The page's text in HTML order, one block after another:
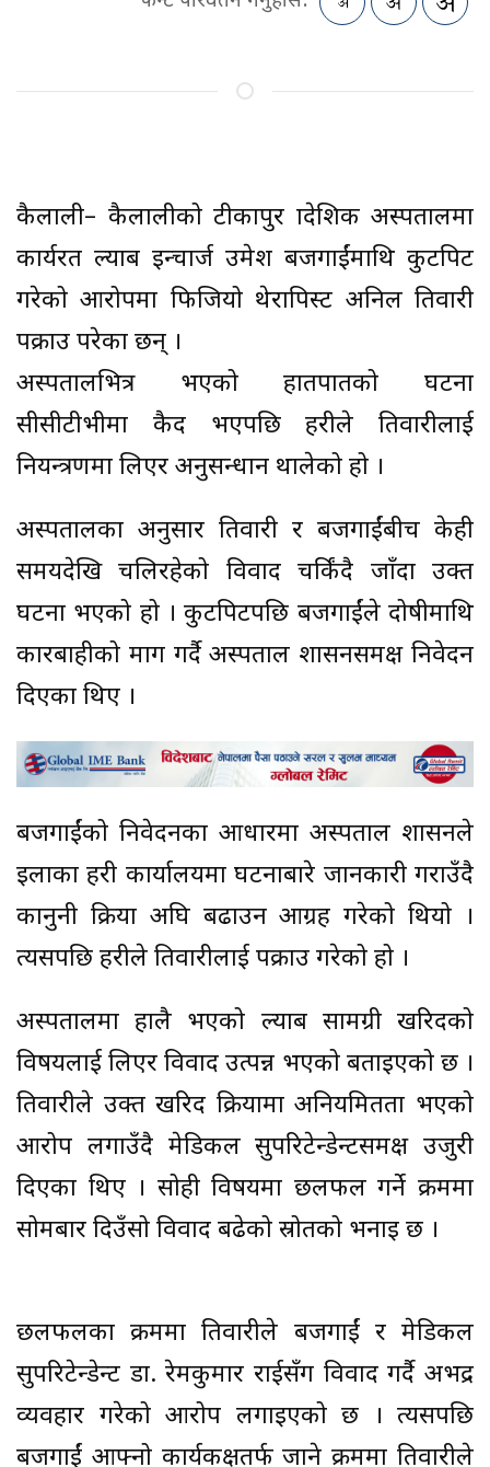
कैलाली– कैलालीको टीकापुर प्रादेशिक अस्पतालमा
कार्यरत ल्याब इन्चार्ज उमेश बजगाईंमाथि कुटपिट
गरेको आरोपमा फिजियो थेरापिस्ट अनिल तिवारी
पक्राउ परेका छन् ।
अस्पतालभित्र भएको हातपातको घटना
सीसीटीभीमा कैद भएपछि प्रहरीले तिवारीलाई
नियन्त्रणमा लिएर अनुसन्धान थालेको हो ।
अस्पतालका अनुसार तिवारी र बजगाईंबीच केही
समयदेखि चलिरहेको विवाद चर्किंदै जाँदा उक्त
घटना भएको हो । कुटपिटपछि बजगाईंले दोषीमाथि
कारबाहीको माग गर्दै अस्पताल प्रशासनसमक्ष निवेदन
दिएका थिए ।
बजगाईंको निवेदनका आधारमा अस्पताल प्रशासनले
इलाका प्रहरी कार्यालयमा घटनाबारे जानकारी गराउँदै
कानुनी प्रक्रिया अघि बढाउन आग्रह गरेको थियो ।
त्यसपछि प्रहरीले तिवारीलाई पक्राउ गरेको हो ।
अस्पतालमा हालै भएको ल्याब सामग्री खरिदको
विषयलाई लिएर विवाद उत्पन्न भएको बताइएको छ ।
तिवारीले उक्त खरिद प्रक्रियामा अनियमितता भएको
आरोप लगाउँदै मेडिकल सुपरिटेन्डेन्टसमक्ष उजुरी
दिएका थिए । सोही विषयमा छलफल गर्ने क्रममा
सोमबार दिउँसो विवाद बढेको स्रोतको भनाइ छ ।
छलफलका क्रममा तिवारीले बजगाईं र मेडिकल
सुपरिटेन्डेन्ट डा. रेमकुमार राईसँग विवाद गर्दै अभद्र
व्यवहार गरेको आरोप लगाइएको छ । त्यसपछि
बजगाईं आफ्नो कार्यकक्षतर्फ जाने क्रममा तिवारीले